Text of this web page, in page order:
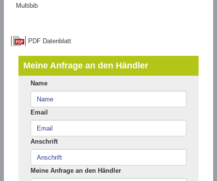
Multibib
PDF Datenblatt
Meine Anfrage an den Händler
Name
Email
Anschrift
Meine Anfrage an den Händler